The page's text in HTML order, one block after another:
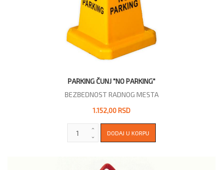
PARKING ČUNJ "NO PARKING"
BEZBEDNOST RADNOG MESTA
1.152,00 RSD